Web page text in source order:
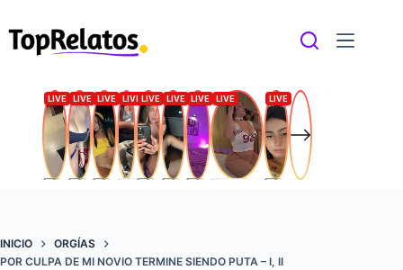
contenido
INICIO
ORGÍAS
POR CULPA DE MI NOVIO TERMINE SIENDO PUTA – I, II